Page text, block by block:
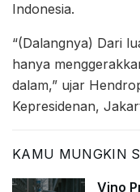
Indonesia.
“(Dalangnya) Dari
hanya
dalam,” ujar
Kepresidenan,
KAMU MUNGKIN
Vino